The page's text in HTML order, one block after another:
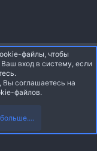
конфиденциальности
0.0340s
Верх
файлы, чтобы
Ваш вход в систему, если
Вы соглашаетесь на
файлов.
больше.…